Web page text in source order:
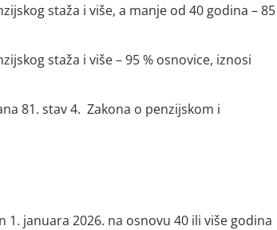
staža i više, a manje od 40 godina – 85
staža i više – 95 % osnovice, iznosi
81. stav 4. Zakona o penzijskom i
januara 2026. na osnovu 40 ili više godina